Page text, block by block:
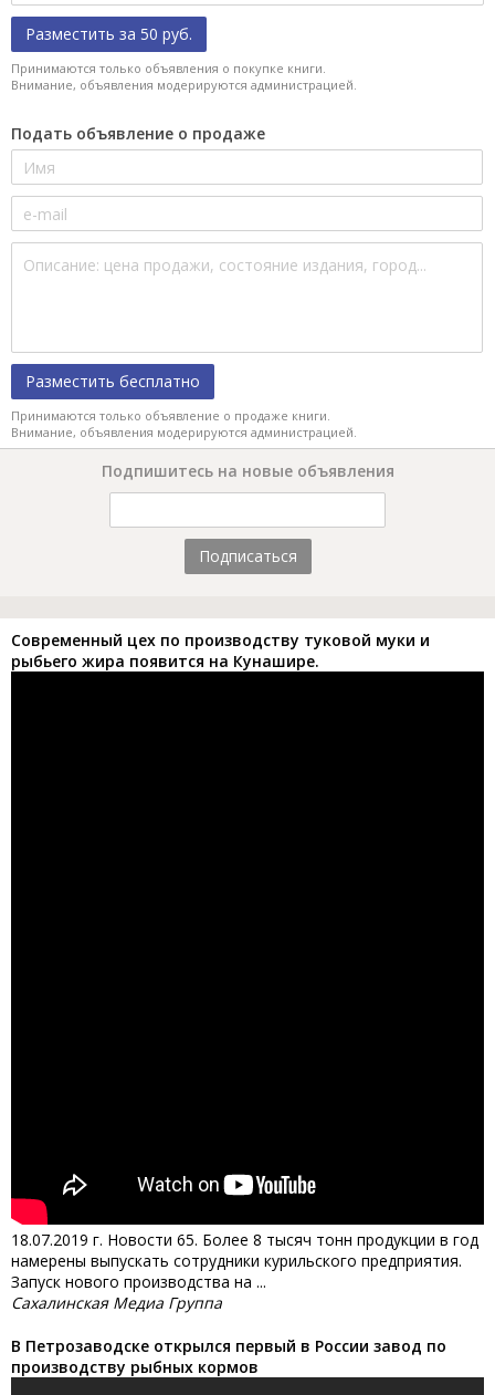
Разместить за 50 руб.
Принимаются только объявления о покупке книги.
Внимание, объявления модерируются администрацией.
Подать объявление о продаже
Разместить бесплатно
Принимаются только объявление о продаже книги.
Внимание, объявления модерируются администрацией.
Подпишитесь на новые объявления
Подписаться
Современный цех по производству туковой муки и
рыбьего жира появится на Кунашире.
18.07.2019 г. Новости 65. Более 8 тысяч тонн продукции в год
намерены выпускать сотрудники курильского предприятия.
Запуск нового производства на ...
Сахалинская Медиа Группа
В Петрозаводске открылся первый в России завод по
производству рыбных кормов